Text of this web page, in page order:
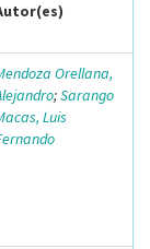
Orellana,
;Sarango
Luis